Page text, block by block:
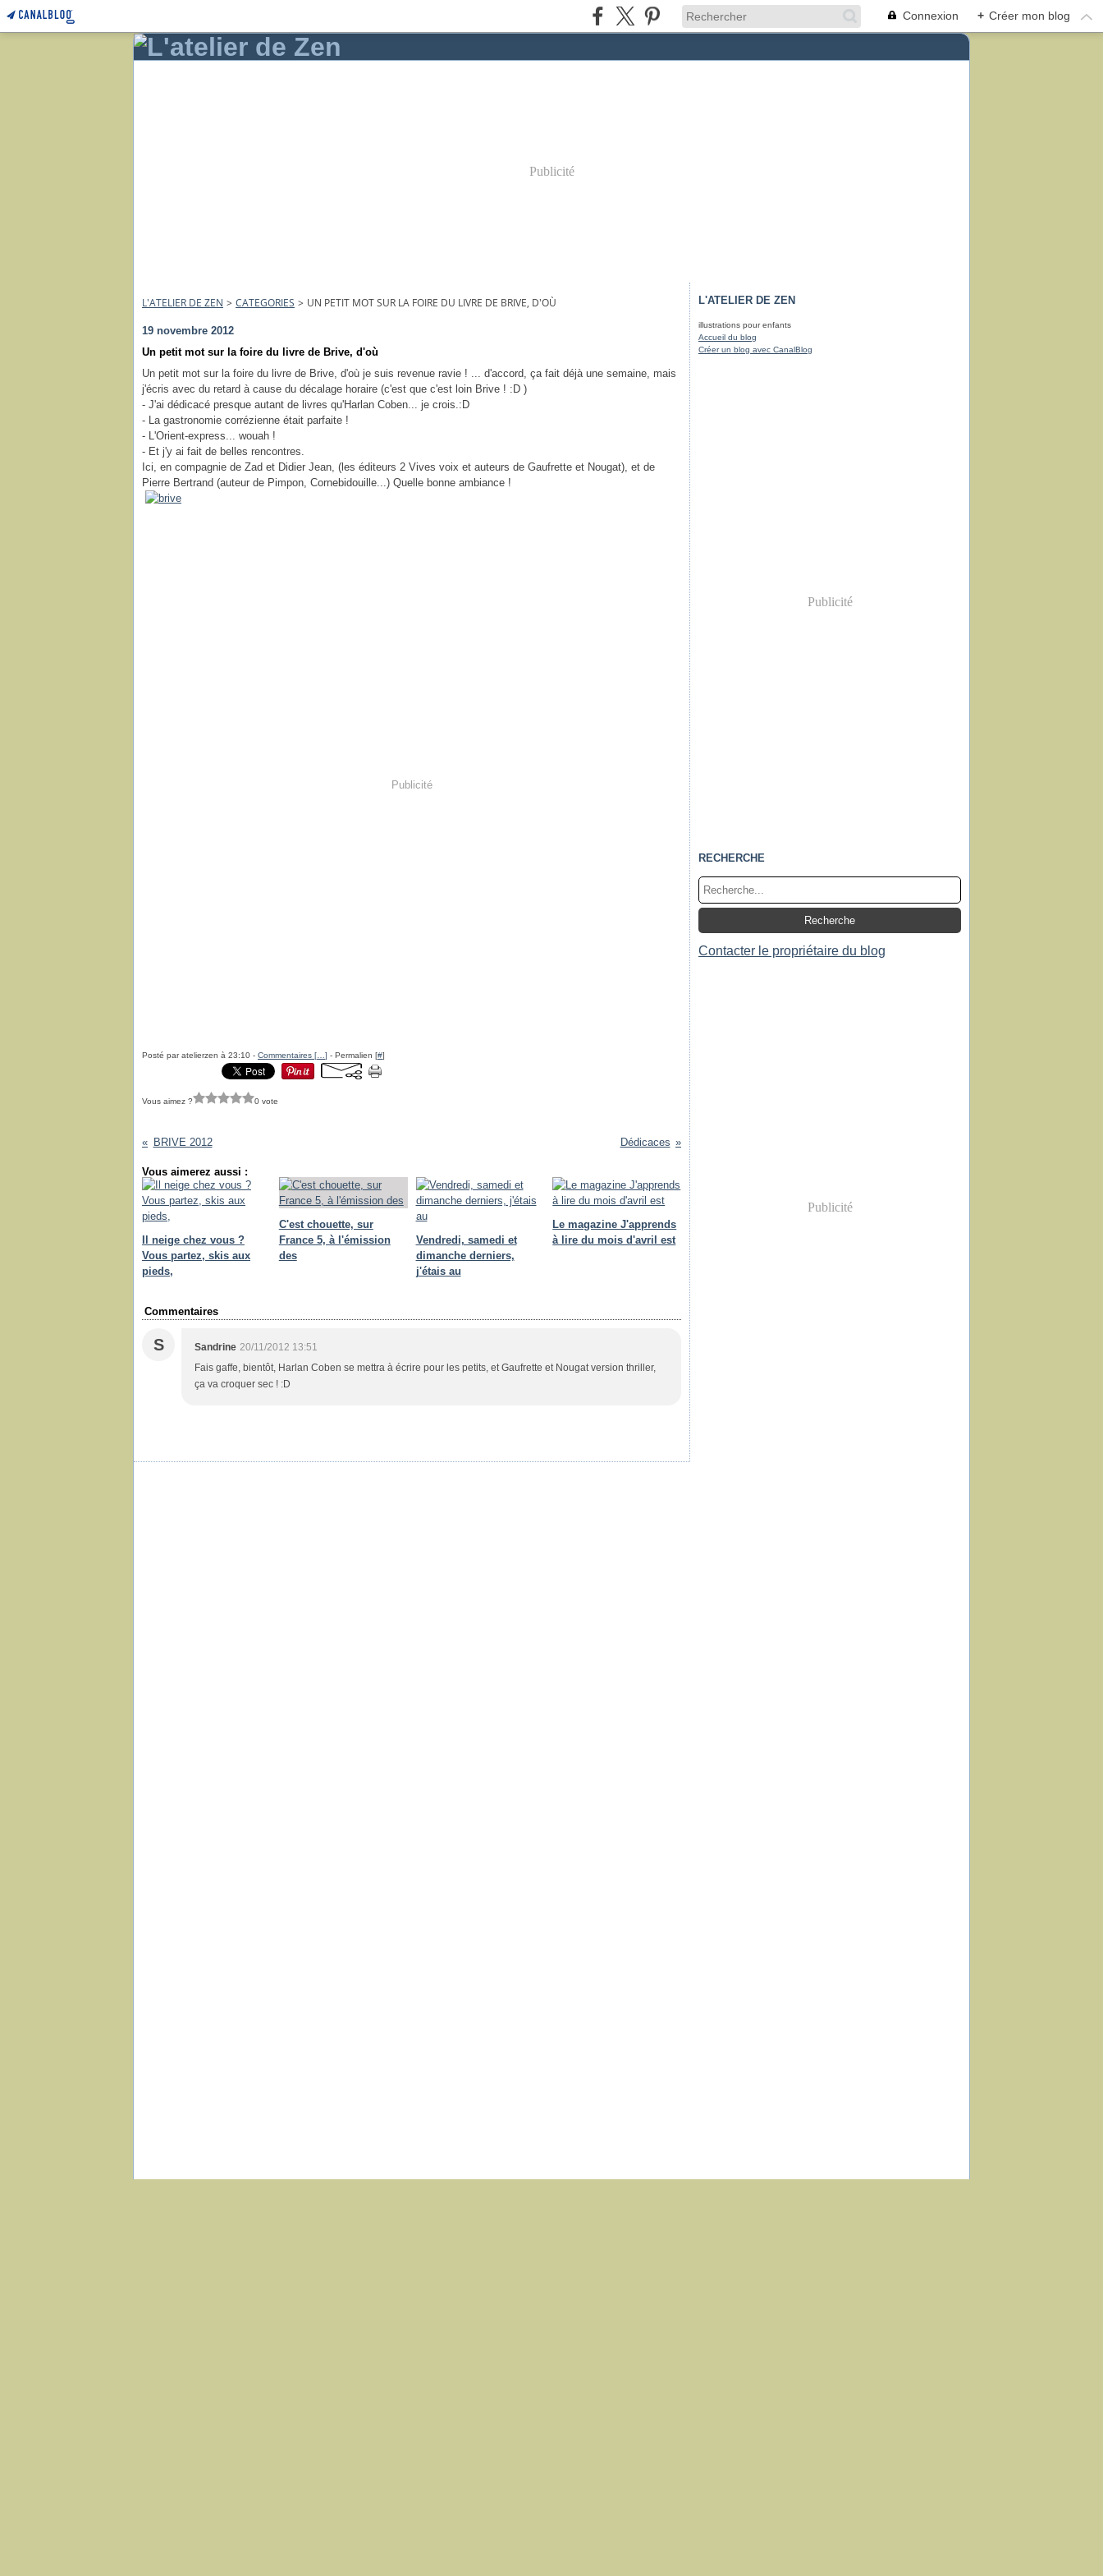
Connexion + Créer mon blog
Publicité
L'ATELIER DE ZEN > CATEGORIES > UN PETIT MOT SUR LA FOIRE DU LIVRE DE BRIVE, D'OÙ
19 novembre 2012
Un petit mot sur la foire du livre de Brive, d'où
Un petit mot sur la foire du livre de Brive, d'où je suis revenue ravie ! ... d'accord, ça fait déjà une semaine, mais
j'écris avec du retard à cause du décalage horaire (c'est que c'est loin Brive ! :D )
- J'ai dédicacé presque autant de livres qu'Harlan Coben... je crois.:D
- La gastronomie corrézienne était parfaite !
- L'Orient-express... wouah !
- Et j'y ai fait de belles rencontres.
Ici, en compagnie de Zad et Didier Jean, (les éditeurs 2 Vives voix et auteurs de Gaufrette et Nougat), et de
Pierre Bertrand (auteur de Pimpon, Cornebidouille...) Quelle bonne ambiance !
Publicité
Posté par atelierzen à 23:10 - Commentaires [ ] - Permalien [#]
Vous aimez ? 0 vote
BRIVE 2012 Dédicaces
Vous aimerez aussi :
Il neige chez vous ?
Vous partez, skis aux
pieds,
C'est chouette, sur
France 5, à l'émission
des
Vendredi, samedi et
dimanche derniers,
j'étais au
Le magazine J'apprends
à lire du mois d'avril est
Commentaires
S Sandrine 20/11/2012 13:51
Fais gaffe, bientôt, Harlan Coben se mettra à écrire pour les petits, et Gaufrette et Nougat version thriller,
ça va croquer sec ! :D
L'ATELIER DE ZEN
illustrations pour enfants
Accueil du blog
Créer un blog avec CanalBlog
Publicité
RECHERCHE
Contacter le propriétaire du blog
Publicité